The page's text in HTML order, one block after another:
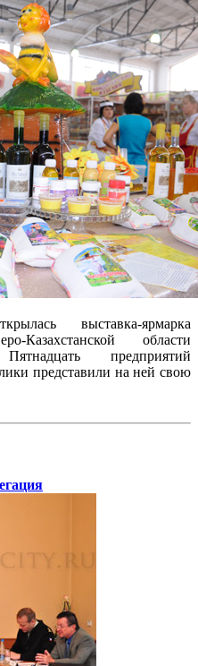
выставка-ярмарка
Казахстанской области
предприятий
представили на ней свою